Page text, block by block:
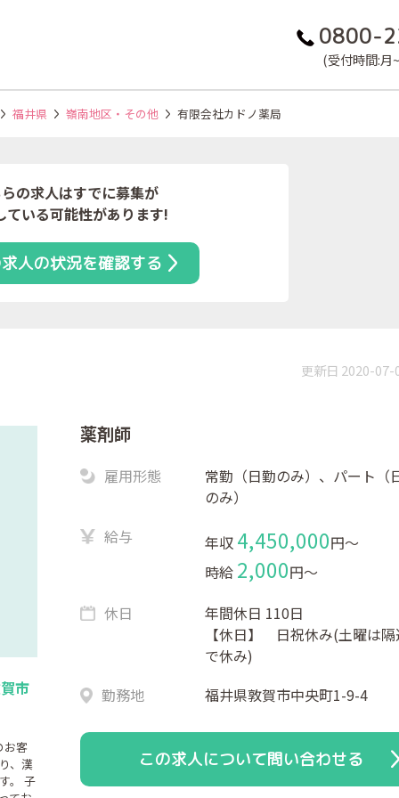
0800-
(受付時間:月
福井県 嶺南地区・その他 有限会社カドノ薬局
の求人はすでに募集が
ている可能性があります!
人の状況を確認する
更新日 2020-07-
市
お客
、漢
。 子
薬剤師
雇用形態
常勤（日勤のみ）、パート（
のみ）
給与
年収 4,450,000円〜
時給 2,000円〜
休日
年間休日 110日
【休日】 日祝休み(土曜は
で休み)
勤務地
福井県敦賀市中央町1-9-4
この求人について問い合わせる